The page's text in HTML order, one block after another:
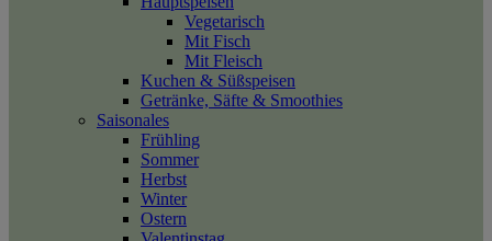
Vegetarisch
Mit Fisch
Mit Fleisch
Kuchen & Süßspeisen
Getränke, Säfte & Smoothies
Saisonales
Frühling
Sommer
Herbst
Winter
Ostern